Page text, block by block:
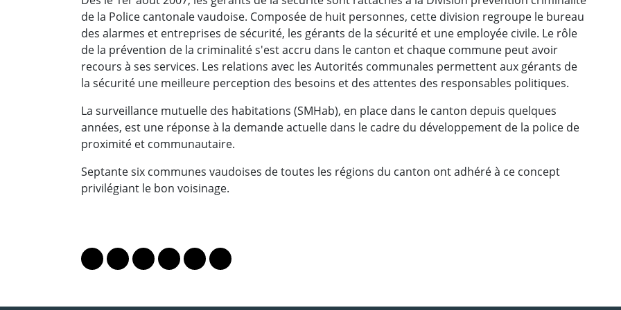
de la Police cantonale vaudoise. Composée de huit personnes, cette division regroupe le bureau
des alarmes et entreprises de sécurité, les gérants de la sécurité et une employée civile. Le rôle
de la prévention de la criminalité s'est accru dans le canton et chaque commune peut avoir
recours à ses services. Les relations avec les Autorités communales permettent aux gérants de
la sécurité une meilleure perception des besoins et des attentes des responsables politiques.
La surveillance mutuelle des habitations (SMHab), en place dans le canton depuis quelques
années, est une réponse à la demande actuelle dans le cadre du développement de la police de
proximité et communautaire.
Septante six communes vaudoises de toutes les régions du canton ont adhéré à ce concept
privilégiant le bon voisinage.
Lien vers le profil Mastodon
Lien vers le profil Bluesky
Lien vers le profil Instagram
Lien vers le profil Linkedin
Lien vers le profil Facebook
Lien vers le profil Twitter